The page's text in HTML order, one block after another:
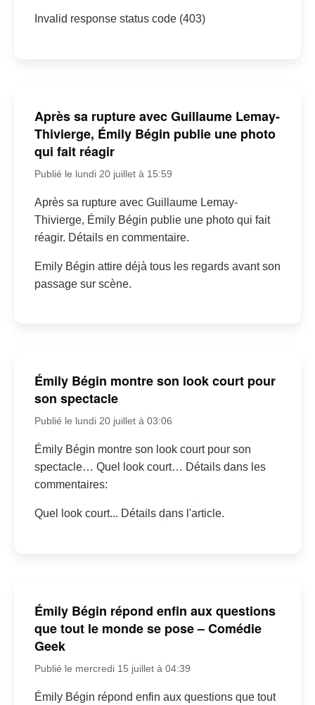
Invalid response status code (403)
Après sa rupture avec Guillaume Lemay-
Thivierge, Émily Bégin publie une photo
qui fait réagir
Publié le lundi 20 juillet à 15:59
Après sa rupture avec Guillaume Lemay-
Thivierge, Émily Bégin publie une photo qui fait
réagir. Détails en commentaire.
Emily Bégin attire déjà tous les regards avant son
passage sur scène.
Émily Bégin montre son look court pour
son spectacle
Publié le lundi 20 juillet à 03:06
Émily Bégin montre son look court pour son
spectacle… Quel look court… Détails dans les
commentaires:
Quel look court... Détails dans l'article.
Émily Bégin répond enfin aux questions
que tout le monde se pose – Comédie
Geek
Publié le mercredi 15 juillet à 04:39
Émily Bégin répond enfin aux questions que tout